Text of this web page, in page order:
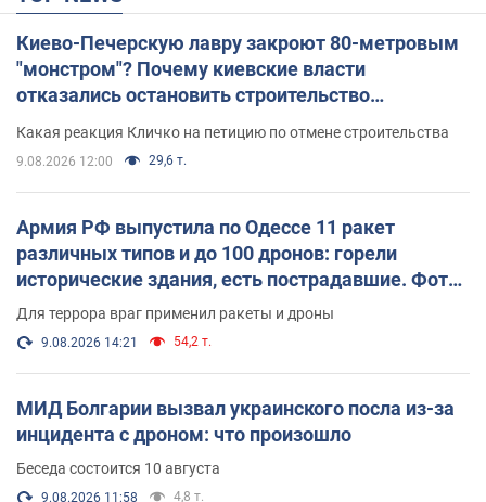
Киево-Печерскую лавру закроют 80-метровым
"монстром"? Почему киевские власти
отказались остановить строительство
небоскреба "московского верующего"
Какая реакция Кличко на петицию по отмене строительства
9.08.2026 12:00 29,6 т.
Армия РФ выпустила по Одессе 11 ракет
различных типов и до 100 дронов: горели
исторические здания, есть пострадавшие. Фото
и видео
Для террора враг применил ракеты и дроны
9.08.2026 14:21 54,2 т.
МИД Болгарии вызвал украинского посла из-за
инцидента с дроном: что произошло
Беседа состоится 10 августа
9.08.2026 11:58 4,8 т.